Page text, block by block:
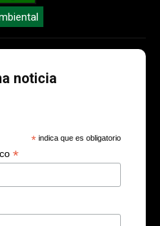
noticia
* indica que es obligatorio
*